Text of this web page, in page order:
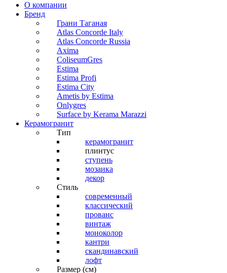
О компании
Бренд
Грани Таганая
Atlas Concorde Italy
Atlas Concorde Russia
Axima
ColiseumGres
Estima
Estima Profi
Estima City
Ametis by Estima
Onlygres
Surface by Kerama Marazzi
Керамогранит
Тип
керамогранит
плинтус
ступень
мозаика
декор
Стиль
современный
классический
прованс
винтаж
моноколор
кантри
скандинавский
лофт
Размер (см)